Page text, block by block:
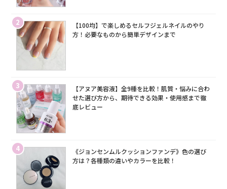
2
【100均】で楽しめるセルフジェルネイルのやり
方！必要なものから簡単デザインまで
3
【アヌア美容液】全9種を比較！肌質・悩みに合わ
せた選び方から、期待できる効果・使用感まで徹
底レビュー
4
《ジョンセンムルクッションファンデ》色の選び
方は？各種類の違いやカラーを比較！